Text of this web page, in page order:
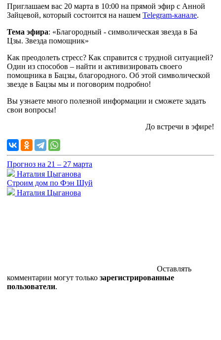
Приглашаем вас 20 марта в 10:00 на прямой эфир с Анной
Зайцевой, который состоится на нашем Telegram-канале.
Тема эфира: «Благородный - символическая звезда в Ба
Цзы. Звезда помощник»
Как преодолеть стресс? Как справится с трудной ситуацией?
Один из способов – найти и активизировать своего
помощника в Бацзы, благородного. Об этой символической
звезде в Бацзы мы и поговорим подробно!
Вы узнаете много полезной информации и сможете задать
свои вопросы!
До встречи в эфире!
Прогноз на 21 – 27 марта
Наталия Цыганова
Строим дом по Фэн Шуй
Наталия Цыганова
Оставлять
комментарии могут только зарегистрированные
пользователи.